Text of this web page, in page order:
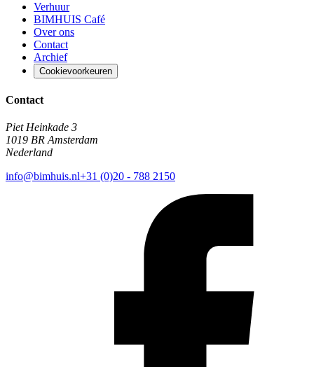
Verhuur
BIMHUIS Café
Over ons
Contact
Archief
Cookievoorkeuren
Contact
Piet Heinkade 3
1019 BR Amsterdam
Nederland
info@bimhuis.nl+31 (0)20 - 788 2150